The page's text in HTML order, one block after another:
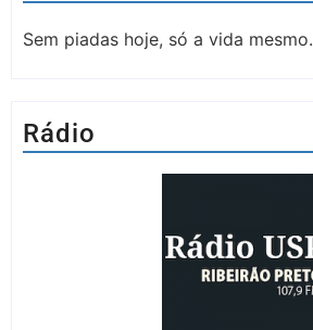
Sem piadas hoje, só a vida mesmo.
Rádio